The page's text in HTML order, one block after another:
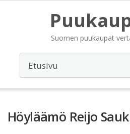
Suomen puukaupat
Höyläämö Reijo